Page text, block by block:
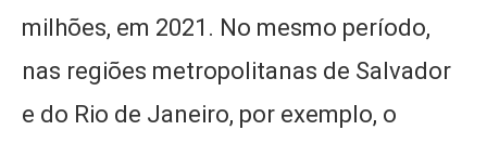
milhões, em 2021. No mesmo período,
nas regiões metropolitanas de Salvador
e do Rio de Janeiro, por exemplo, o